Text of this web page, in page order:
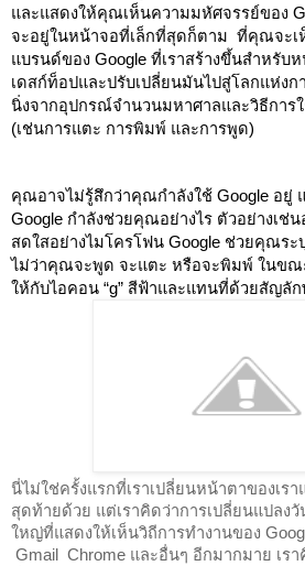
และแสดงให้คุณเห็นความมหัศจรรย์ของ
จะอยู่ในหน้าจอที่เล็กที่สุดก็ตาม  ที่คุณจะเ
แบรนด์ของ Google ที่เราสร้างขึ้นสำหรั
เดสก์ท็อปและปรับเปลี่ยนมันไปสู่โลกแห่ง
นิ่งจากอุปกรณ์จำนวนมหาศาลและวิธีการ
(เช่นการแตะ การพิมพ์ และการพูด)
คุณอาจไม่รู้สึกว่าคุณกำลังใช้ Google อยู่
Google กำลังช่วยคุณอย่างไร ตัวอย่างเช่
สดใสอย่างไมโครโฟน Google ช่วยคุณระ
ไม่ว่าคุณจะพูด จะแตะ หรือจะพิมพ์ ในขณ
ให้กับไอคอน “g” สีฟ้าและแทนที่ด้วยสัญลั
นี่ไม่ใช่ครั้งแรกที่เราเปลี่ยนหน้าตาของเรา
สุดท้ายด้วย แต่เราคิดว่าการเปลี่ยนแปลง
ใหญ่ที่แสดงให้เห็นวิถีการทำงานของ
Gmail  Chrome และอื่นๆ อีกมากมาย เร